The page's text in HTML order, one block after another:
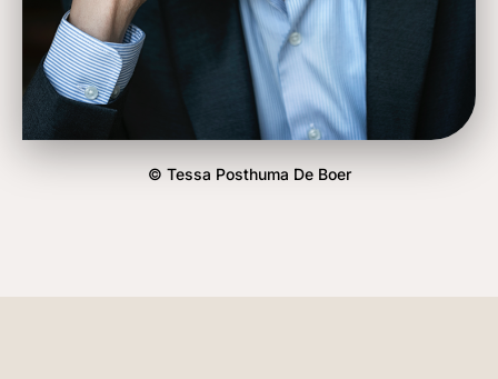
© Tessa Posthuma De Boer